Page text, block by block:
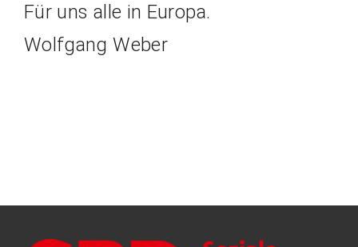
Für uns alle in Europa.
Wolfgang Weber